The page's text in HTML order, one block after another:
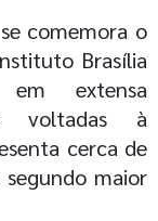
comemora o
Brasília
em extensa
voltadas à
cerca de
maior